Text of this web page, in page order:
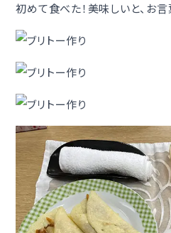
初めて食べた！美味しいと、お言